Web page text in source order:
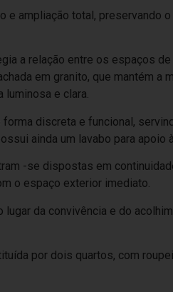
e ampliação total, preservando
a relação entre os espaços
em granito, que mantém a
luminosa e clara.
discreta e funcional,
ainda um lavabo para apoio
-se dispostas em
o espaço exterior imediato.
da convivência e do
por dois quartos, com